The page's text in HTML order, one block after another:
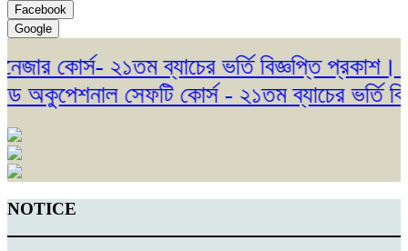
Facebook
Google
কোর্স- ২১তম ব্যাচের ভর্তি বিজ্ঞপ্তি প্রকাশ।
অকুপেশনাল সেফটি কোর্স - ২১তম ব্যাচের ভর্তি
NOTICE